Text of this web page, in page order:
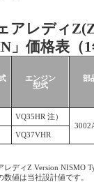
アレディ
」価格表（
エンジン
型式
部
VQ35HR 注）
VQ37VHR
レディZ Version NISMO
数値は当社設計値です。